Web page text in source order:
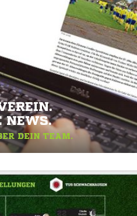
NEWS.
DEIN TEAM.